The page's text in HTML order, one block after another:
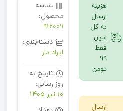
هزینه
ارسال
به کل
ایران
فقط
99
تومن
ارسال
شناسه
محصول:
912009
دسته‌بندی:
ایراد دار
تاریخ به
روز رسانی:
10 تیر 1405